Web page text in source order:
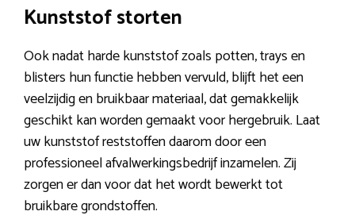
Kunststof storten
Ook nadat harde kunststof zoals potten, trays en
blisters hun functie hebben vervuld, blijft het een
veelzijdig en bruikbaar materiaal, dat gemakkelijk
geschikt kan worden gemaakt voor hergebruik. Laat
uw kunststof reststoffen daarom door een
professioneel afvalwerkingsbedrijf inzamelen. Zij
zorgen er dan voor dat het wordt bewerkt tot
bruikbare grondstoffen.